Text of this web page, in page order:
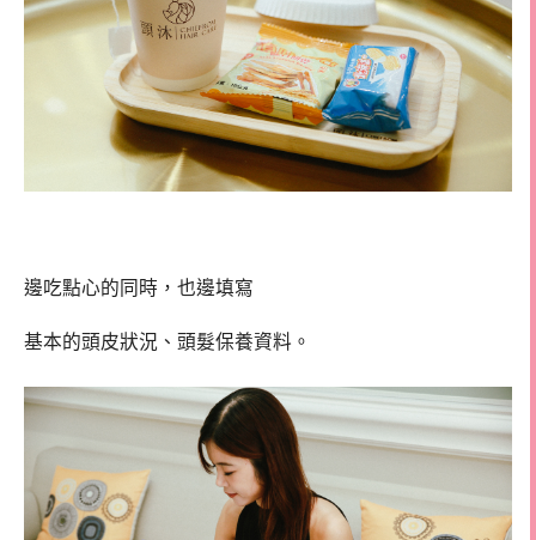
邊吃點心的同時，也邊填寫
基本的頭皮狀況、頭髮保養資料。